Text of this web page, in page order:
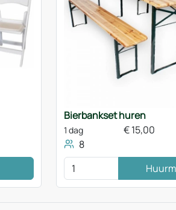
Bierbankset huren
1 dag €15,00
8